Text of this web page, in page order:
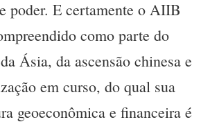
poder. E certamente o AIIB
como parte do
Ásia, da ascensão chinesa e
em curso, do qual sua
geoeconômica e financeira é